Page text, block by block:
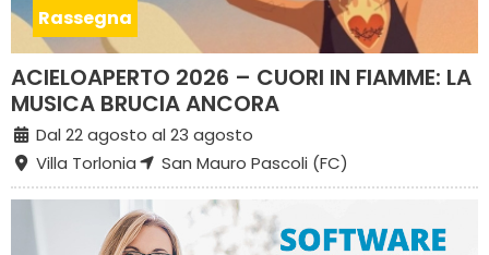
Rassegna
ACIELOAPERTO 2026 – CUORI IN FIAMME: LA
MUSICA BRUCIA ANCORA
Dal 22 agosto al 23 agosto
Villa Torlonia
San Mauro Pascoli (FC)